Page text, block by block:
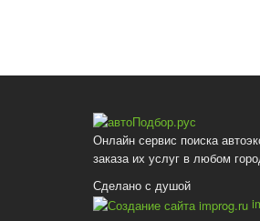
Онлайн сервис поиска
заказа их услуг в любом
Сделано с душой